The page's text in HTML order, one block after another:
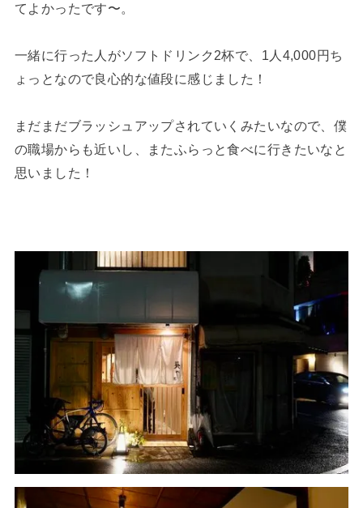
てよかったです〜。
一緒に行った人がソフトドリンク2杯で、1人4,000円ち
ょっとなので良心的な値段に感じました！
まだまだブラッシュアップされていくみたいなので、僕
の職場からも近いし、またふらっと食べに行きたいなと
思いました！